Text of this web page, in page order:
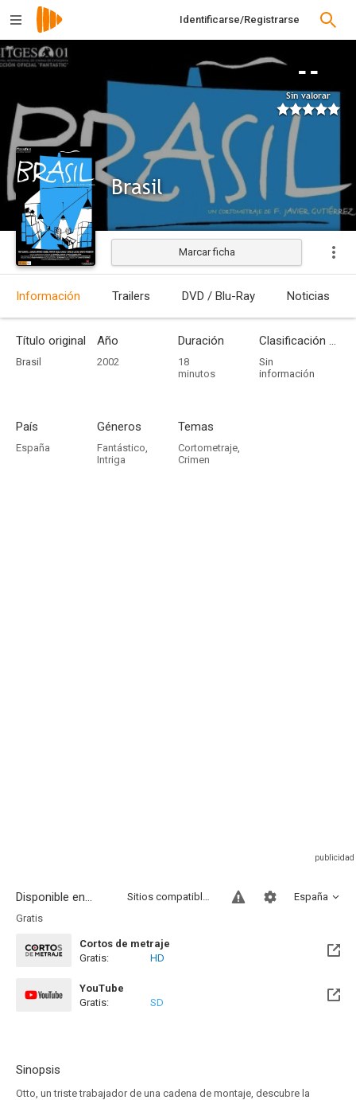
Identificarse/Registrarse
--
Sin valorar
Brasil
Estrenada
Marcar ficha
Información Trailers DVD / Blu-Ray Noticias
Título original
Brasil
Año
2002
Duración
18
minutos
Clasificación por edades
Sin
información
País
España
Géneros
Fantástico,
Intriga
Temas
Cortometraje,
Crimen
Disponible en... España
Sitios compatibles
Gratis
Cortos de metraje
Gratis:
HD
YouTube
Gratis:
SD
Sinopsis
Otto, un triste trabajador de una cadena de montaje, descubre la